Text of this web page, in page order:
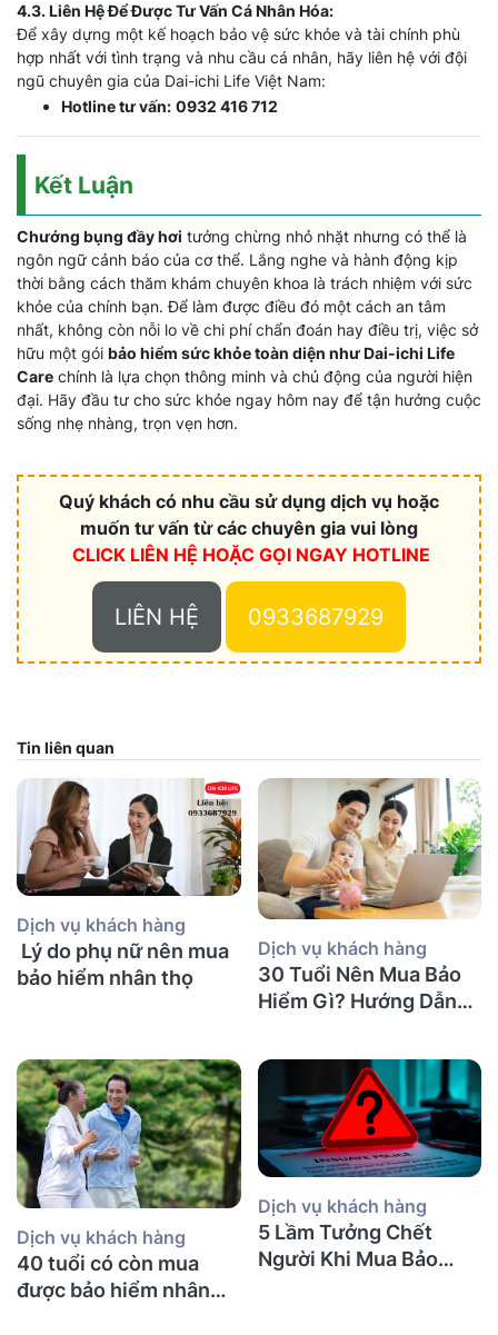
4.3. Liên Hệ Để Được Tư Vấn Cá Nhân Hóa:
Để xây dựng một kế hoạch bảo vệ sức khỏe và tài chính phù
hợp nhất với tình trạng và nhu cầu cá nhân, hãy liên hệ với đội
ngũ chuyên gia của Dai-ichi Life Việt Nam:
Hotline tư vấn: 0932 416 712
Kết Luận
Chướng bụng đầy hơi tưởng chừng nhỏ nhặt nhưng có thể là
ngôn ngữ cảnh báo của cơ thể. Lắng nghe và hành động kịp
thời bằng cách thăm khám chuyên khoa là trách nhiệm với sức
khỏe của chính bạn. Để làm được điều đó một cách an tâm
nhất, không còn nỗi lo về chi phí chẩn đoán hay điều trị, việc sở
hữu một gói bảo hiểm sức khỏe toàn diện như Dai-ichi Life
Care chính là lựa chọn thông minh và chủ động của người hiện
đại. Hãy đầu tư cho sức khỏe ngay hôm nay để tận hưởng cuộc
sống nhẹ nhàng, trọn vẹn hơn.
Quý khách có nhu cầu sử dụng dịch vụ hoặc
muốn tư vấn từ các chuyên gia vui lòng
CLICK LIÊN HỆ HOẶC GỌI NGAY HOTLINE
LIÊN HỆ 0933687929
Tin liên quan
Dịch vụ khách hàng
Lý do phụ nữ nên mua
bảo hiểm nhân thọ
Dịch vụ khách hàng
30 Tuổi Nên Mua Bảo
Hiểm Gì? Hướng Dẫn
Dịch vụ khách hàng
40 tuổi có còn mua
được bảo hiểm nhân
Dịch vụ khách hàng
5 Lầm Tưởng Chết
Người Khi Mua Bảo